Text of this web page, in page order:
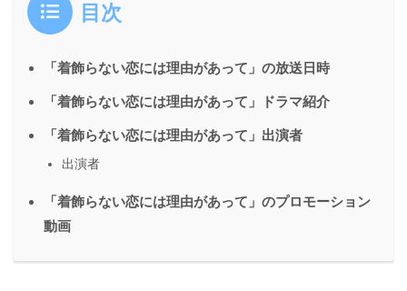
目次
「着飾らない恋には理由があって」の放送日時
「着飾らない恋には理由があって」ドラマ紹介
「着飾らない恋には理由があって」出演者
出演者
「着飾らない恋には理由があって」のプロモーション
動画